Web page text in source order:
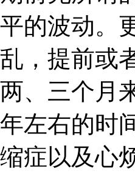
平的波动。
乱，提前或
两、三个月
年左右的时
缩症以及心